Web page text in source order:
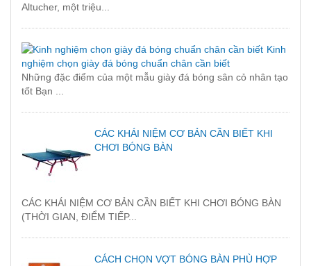
Altucher, một triệu...
Kinh
nghiệm chọn giày đá bóng chuẩn chân cần biết
Những đặc điểm của một mẫu giày đá bóng sân cỏ nhân tạo
tốt Bạn ...
CÁC KHÁI NIỆM CƠ BẢN CẦN BIẾT KHI
CHƠI BÓNG BÀN
CÁC KHÁI NIỆM CƠ BẢN CẦN BIẾT KHI CHƠI BÓNG BÀN
(THỜI GIAN, ĐIỂM TIẾP...
CÁCH CHỌN VỢT BÓNG BÀN PHÙ HỢP